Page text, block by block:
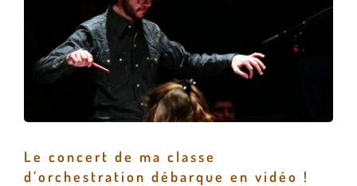
Le concert de ma classe
d’orchestration débarque en vidéo !